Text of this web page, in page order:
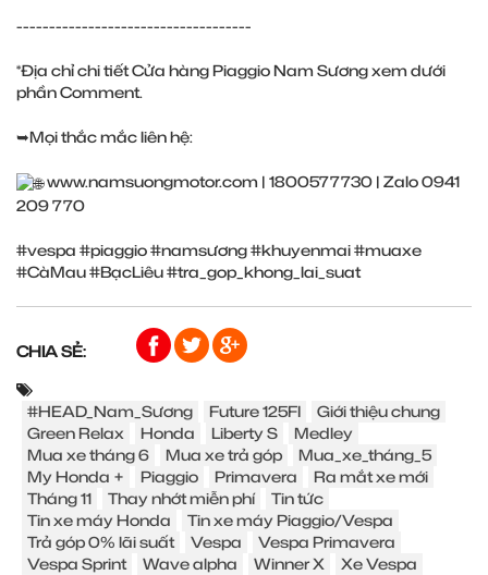
------------------------------------
*Địa chỉ chi tiết Cửa hàng Piaggio Nam Sương xem dưới
phần Comment.
➥Mọi thắc mắc liên hệ:
www.namsuongmotor.com | 1800577730 | Zalo 0941
209 770
#vespa #piaggio#namsương#khuyenmai#muaxe
#CàMau#BạcLiêu#tra_gop_khong_lai_suat
CHIA SẺ:
#HEAD_Nam_Sương Future 125FI
Giới thiệu chung
Green Relax
Honda Liberty S
Medley
Mua xe tháng 6
Mua xe trả góp
Mua_xe_tháng_5
My Honda +
Piaggio Primavera
Ra mắt xe mới
Tháng 11
Thay nhớt miễn phí
Tin tức
Tin xe máy Honda
Tin xe máy Piaggio/Vespa
Trả góp 0% lãi suất
Vespa
Vespa Primavera
Vespa Sprint
Wave alpha Winner X Xe Vespa